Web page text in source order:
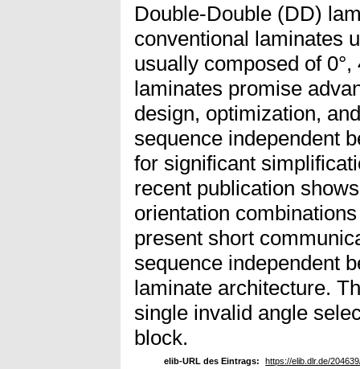
Double-Double (DD)
conventional laminates
usually composed of
laminates promise
design, optimization,
sequence independent
for significant
recent publication
orientation
present short
sequence independent
laminate architecture.
single invalid angle
block.
elib-URL des Eintrags:
https://elib.dlr.de/